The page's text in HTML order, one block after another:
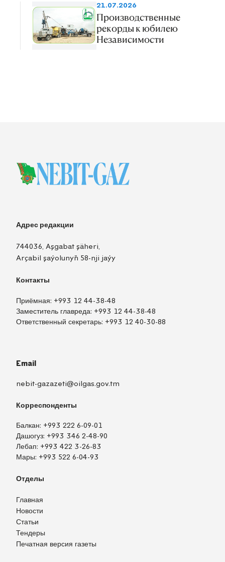
21.07.2026
Производственные
рекорды к юбилею
Независимости
Адрес редакции
744036, Aşgabat şäheri,
Arçabil şaýolunyň 58-nji jaýy
Контакты
Приёмная: +993 12 44-38-48
Заместитель главреда: +993 12 44-38-48
Ответственный секретарь: +993 12 40-30-88
Email
nebit-gazazeti@oilgas.gov.tm
Корреспонденты
Балкан: +993 222 6-09-01
Дашогуз: +993 346 2-48-90
Лебап: +993 422 3-26-83
Мары: +993 522 6-04-93
Отделы
Главная
Новости
Статьи
Тендеры
Печатная версия газеты